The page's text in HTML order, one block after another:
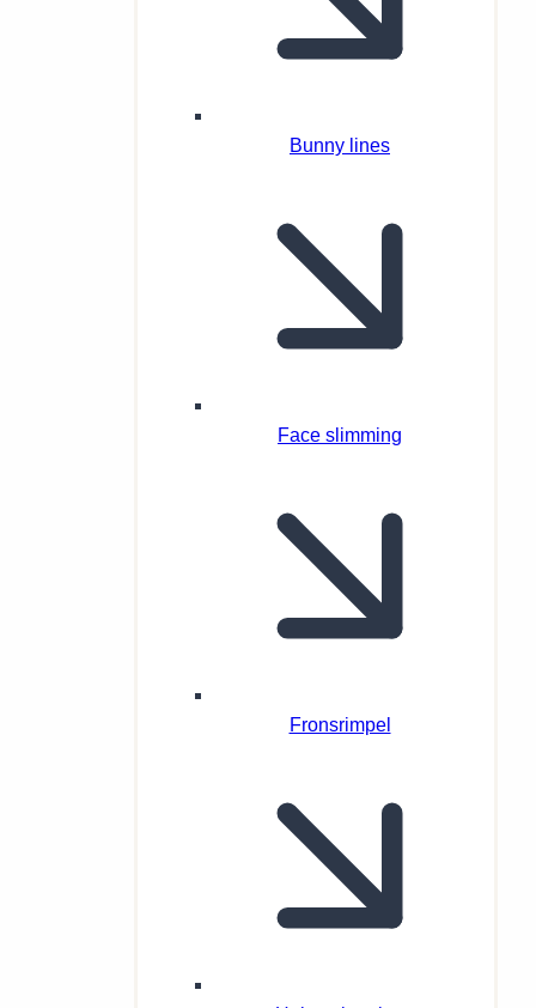
Bunny lines
Face slimming
Fronsrimpel